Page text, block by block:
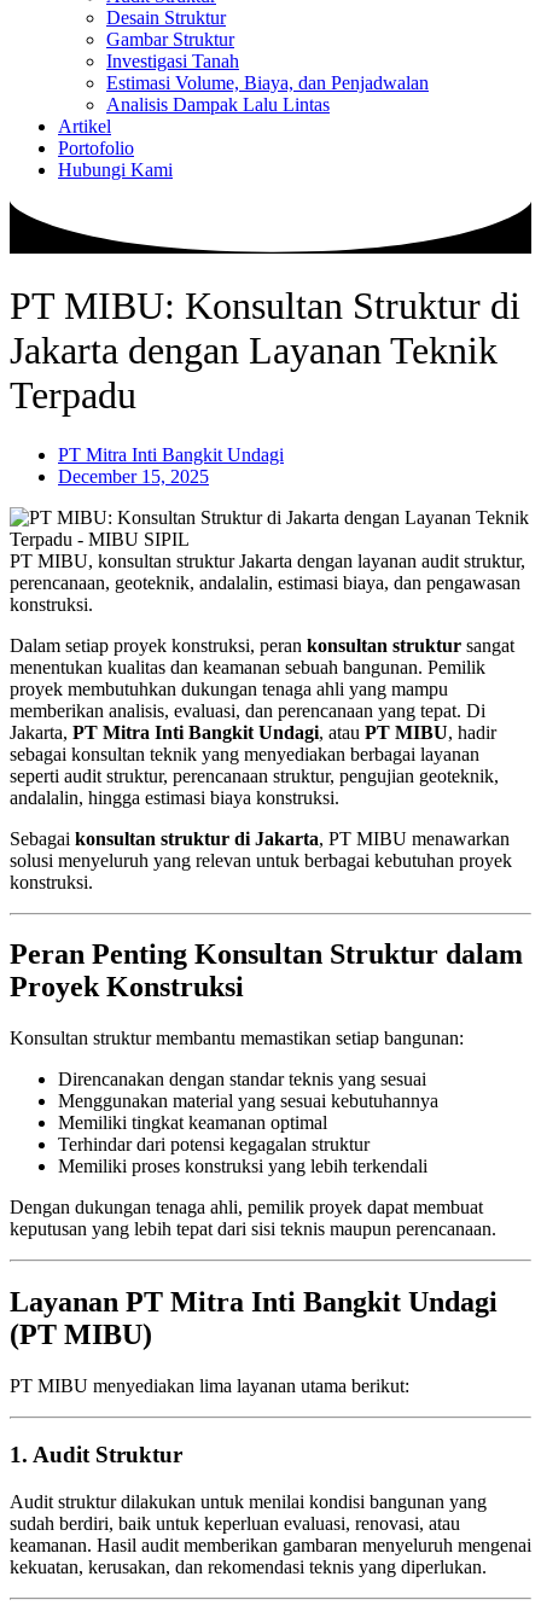
Desain Struktur
Gambar Struktur
Investigasi Tanah
Estimasi Volume, Biaya, dan Penjadwalan
Analisis Dampak Lalu Lintas
Artikel
Portofolio
Hubungi Kami
PT MIBU: Konsultan Struktur di
Jakarta dengan Layanan Teknik
Terpadu
PT Mitra Inti Bangkit Undagi
December 15, 2025
PT MIBU, konsultan struktur Jakarta dengan layanan audit struktur,
perencanaan, geoteknik, andalalin, estimasi biaya, dan pengawasan
konstruksi.
Dalam setiap proyek konstruksi, peran konsultan struktur sangat
menentukan kualitas dan keamanan sebuah bangunan. Pemilik
proyek membutuhkan dukungan tenaga ahli yang mampu
memberikan analisis, evaluasi, dan perencanaan yang tepat. Di
Jakarta, PT Mitra Inti Bangkit Undagi, atau PT MIBU, hadir
sebagai konsultan teknik yang menyediakan berbagai layanan
seperti audit struktur, perencanaan struktur, pengujian geoteknik,
andalalin, hingga estimasi biaya konstruksi.
Sebagai konsultan struktur di Jakarta, PT MIBU menawarkan
solusi menyeluruh yang relevan untuk berbagai kebutuhan proyek
konstruksi.
Peran Penting Konsultan Struktur dalam
Proyek Konstruksi
Konsultan struktur membantu memastikan setiap bangunan:
Direncanakan dengan standar teknis yang sesuai
Menggunakan material yang sesuai kebutuhannya
Memiliki tingkat keamanan optimal
Terhindar dari potensi kegagalan struktur
Memiliki proses konstruksi yang lebih terkendali
Dengan dukungan tenaga ahli, pemilik proyek dapat membuat
keputusan yang lebih tepat dari sisi teknis maupun perencanaan.
Layanan PT Mitra Inti Bangkit Undagi
(PT MIBU)
PT MIBU menyediakan lima layanan utama berikut:
1. Audit Struktur
Audit struktur dilakukan untuk menilai kondisi bangunan yang
sudah berdiri, baik untuk keperluan evaluasi, renovasi, atau
keamanan. Hasil audit memberikan gambaran menyeluruh mengenai
kekuatan, kerusakan, dan rekomendasi teknis yang diperlukan.